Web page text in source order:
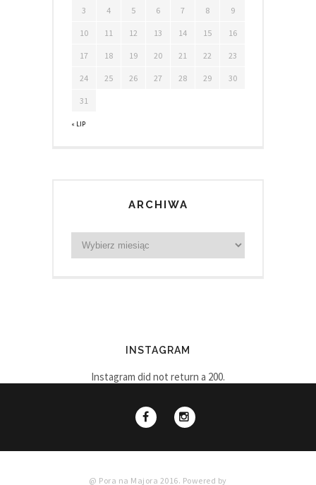
« LIP
3 4 5 6 7 8 9
10 11 12 13 14 15 16
17 18 19 20 21 22 23
24 25 26 27 28 29 30
31
ARCHIWA
INSTAGRAM
Instagram did not return a 200.
@ Pora na Majora 2016. Powered by